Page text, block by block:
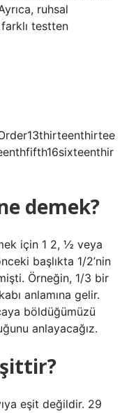
ruhsal
testten
demek?
için 1 2, ½ veya
başlıkta 1/2’nin
Örneğin, 1/3 bir
anlamına gelir.
böldüğümüzü
anlayacağız.
eşit değildir. 29